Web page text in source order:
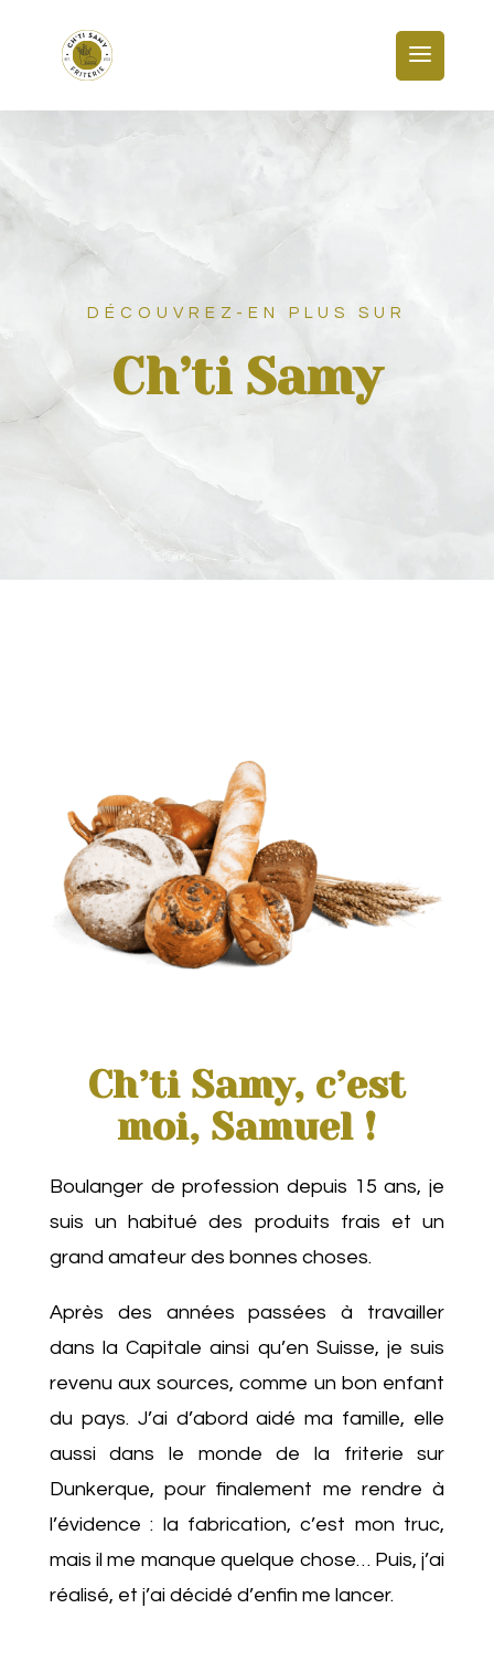
DÉCOUVREZ-EN PLUS SUR
Ch’ti Samy
Ch’ti Samy, c’est
moi, Samuel !
Boulanger de profession depuis 15 ans, je
suis un habitué des produits frais et un
grand amateur des bonnes choses.
Après des années passées à travailler
dans la Capitale ainsi qu’en Suisse, je suis
revenu aux sources, comme un bon enfant
du pays. J’ai d’abord aidé ma famille, elle
aussi dans le monde de la friterie sur
Dunkerque, pour finalement me rendre à
l’évidence : la fabrication, c’est mon truc,
mais il me manque quelque chose… Puis, j’ai
réalisé, et j’ai décidé d’enfin me lancer.